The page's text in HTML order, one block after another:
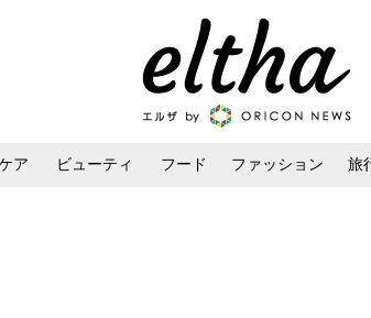
ア ビューティ フード ファッション 旅